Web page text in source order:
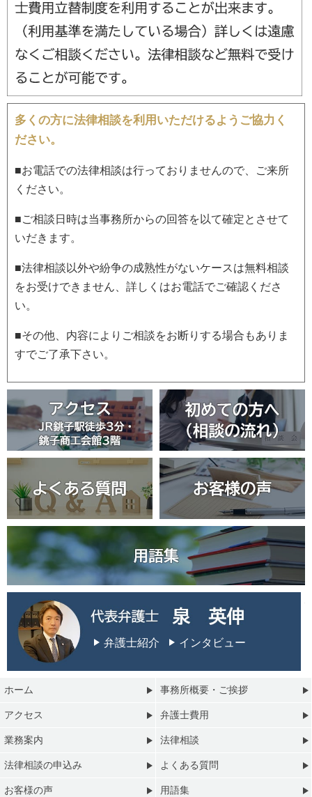
多くの方に法律相談を利用いただけるようご協力く
ださい。
■お電話での法律相談は行っておりませんので、ご来所
ください。
■ご相談日時は当事務所からの回答を以て確定とさせて
いだきます。
■法律相談以外や紛争の成熟性がないケースは無料相談
をお受けできません、詳しくはお電話でご確認くださ
い。
■その他、内容によりご相談をお断りする場合もありま
すでご了承下さい。
弁護士紹介 インタビュー
ホーム 事務所概要・ご挨拶
アクセス 弁護士費用
業務案内 法律相談
法律相談の申込み よくある質問
お客様の声 用語集